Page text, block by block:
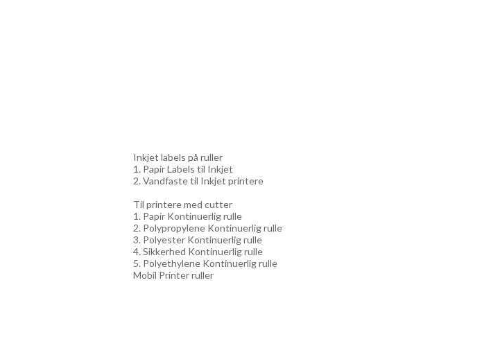
Inkjet labels på ruller
1. Papir Labels til Inkjet
2. Vandfaste til Inkjet printere
Til printere med cutter
1. Papir Kontinuerlig rulle
2. Polypropylene Kontinuerlig rulle
3. Polyester Kontinuerlig rulle
4. Sikkerhed Kontinuerlig rulle
5. Polyethylene Kontinuerlig rulle
Mobil Printer ruller